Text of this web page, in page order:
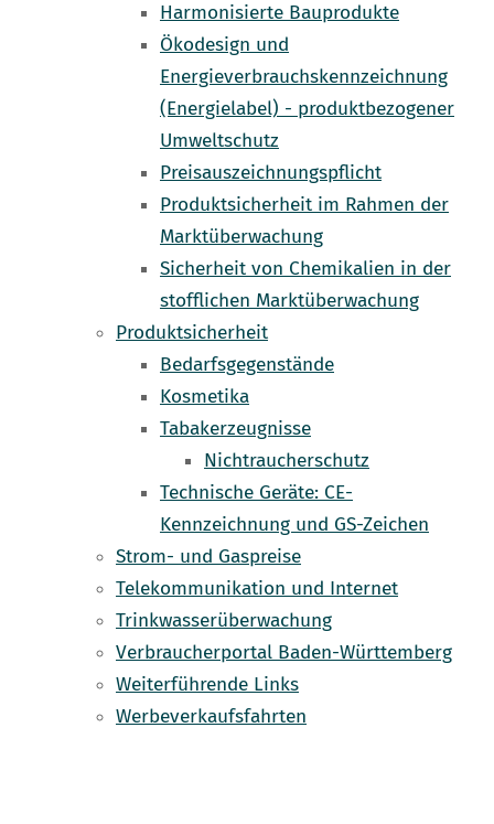
Harmonisierte Bauprodukte
Ökodesign und
Energieverbrauchskennzeichnung
(Energielabel) - produktbezogener
Umweltschutz
Preisauszeichnungspflicht
Produktsicherheit im Rahmen der
Marktüberwachung
Sicherheit von Chemikalien in der
stofflichen Marktüberwachung
Produktsicherheit
Bedarfsgegenstände
Kosmetika
Tabakerzeugnisse
Nichtraucherschutz
Technische Geräte: CE-
Kennzeichnung und GS-Zeichen
Strom- und Gaspreise
Telekommunikation und Internet
Trinkwasserüberwachung
Verbraucherportal Baden-Württemberg
Weiterführende Links
Werbeverkaufsfahrten